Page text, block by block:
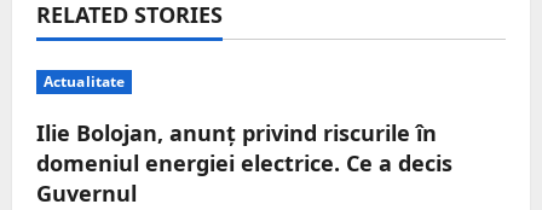
RELATED STORIES
Actualitate
Ilie Bolojan, anunț privind riscurile în
domeniul energiei electrice. Ce a decis
Guvernul